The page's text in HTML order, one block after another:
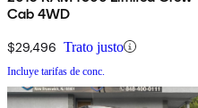
Cab 4WD
$29,496 Trato justo
Incluye tarifas de conc.